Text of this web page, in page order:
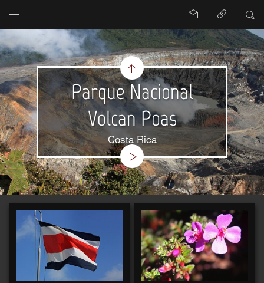
Parque Nacional
Volcan Poas
Costa Rica